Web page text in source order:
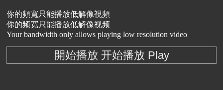
你的頻寬只能播放低解像視頻
你的频宽只能播放低解像视频
Your bandwidth only allows playing low resolution video
開始播放 开始播放 Play